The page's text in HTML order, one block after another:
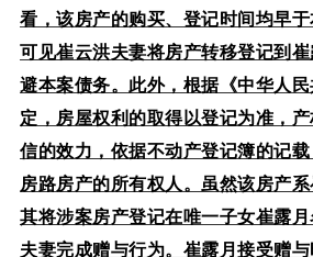
看，该房产的购买、登记时间均早于
可见崔云洪夫妻将房产转移登记到
避本案债务。此外，根据《中华人
定，房屋权利的取得以登记为准，
信的效力，依据不动产登记簿的记
房路房产的所有权人。虽然该房产
其将涉案房产登记在唯一子女崔露
夫妻完成赠与行为。崔露月接受赠